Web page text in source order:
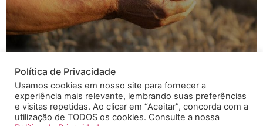
brasileiro registrou 1.272 pedidos de recuperação
judicial em 2024. Esse número inclui produtores rurais
pessoa física e jurídica, além de empresas vinculadas à
atividade agropecuária. Em comparação a 2023,
Política de Privacidade
Usamos cookies em nosso site para fornecer a
experiência mais relevante, lembrando suas preferências
e visitas repetidas. Ao clicar em “Aceitar”, concorda com a
utilização de TODOS os cookies. Consulte a nossa